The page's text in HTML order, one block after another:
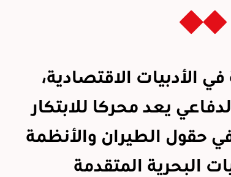
الأدبيات الاقتصادية،
يعد محركا للابتكار
حقول الطيران والأنظمة
البحرية المتقدمة